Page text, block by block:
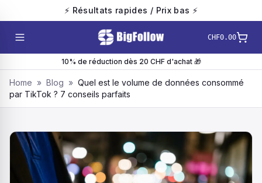
⚡ Résultats rapides / Prix bas ⚡
CHF0.00
10% de réduction dès 20 CHF d'achat 🎁
Home » Blog » Quel est le volume de données consommé
par TikTok ? 7 conseils parfaits